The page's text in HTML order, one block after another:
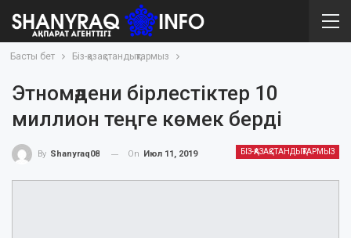
Басты бет Біз-қазақстандықтармыз
Этномәдени бірлестіктер 10
миллион теңге көмек берді
БІЗ-ҚАЗАҚСТАНДЫҚТАРМЫЗ
By Shanyraq08 On Июл 11, 2019